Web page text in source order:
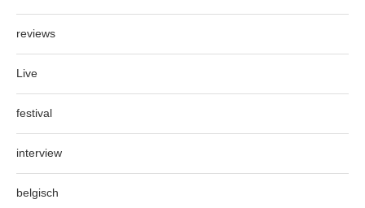
reviews
Live
festival
interview
belgisch